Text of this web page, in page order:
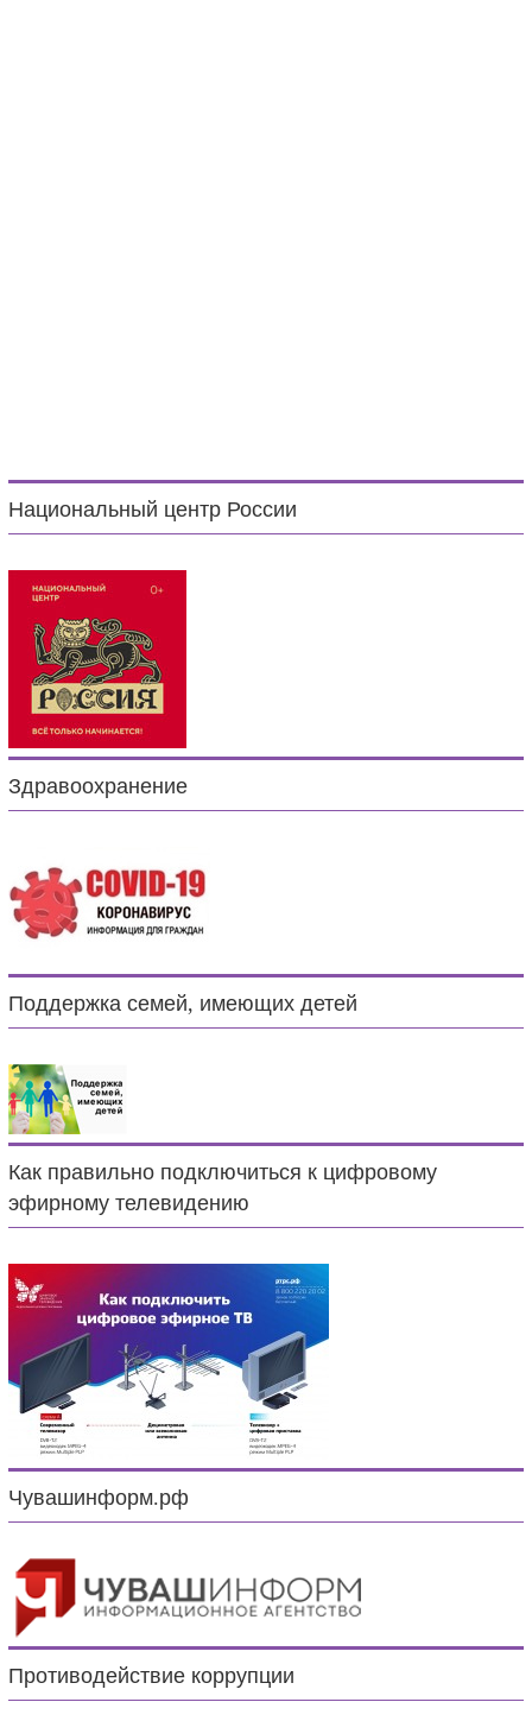
Национальный центр России
Здравоохранение
Поддержка семей, имеющих детей
Как правильно подключиться к цифровому
эфирному телевидению
Чувашинформ.рф
Противодействие коррупции